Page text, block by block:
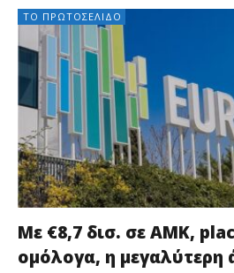
ΤΟ ΠΡΩΤΟΣΈΛΙΔΟ
Με €8,7 δισ. σε ΑΜΚ,
ομόλογα, η μεγαλύτερη